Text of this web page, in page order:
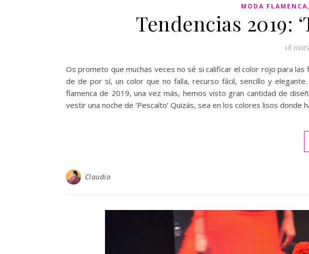
MODA FLAMENCA,
Tendencias 2019:
18
Os prometo que muchas veces no sé si calificar el color rojo para
de de por sí, un color que no falla, recurso fácil, sencillo y
flamenca de 2019, una vez más, hemos visto gran cantidad de
vestir una noche de ‘Pescaíto’ Quizás, sea en los colores lisos
Claudia